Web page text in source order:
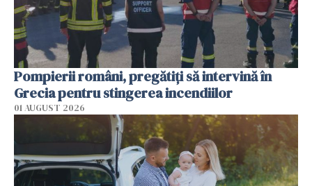
Pompierii români, pregătiţi să intervină în
Grecia pentru stingerea incendiilor
01 AUGUST 2026